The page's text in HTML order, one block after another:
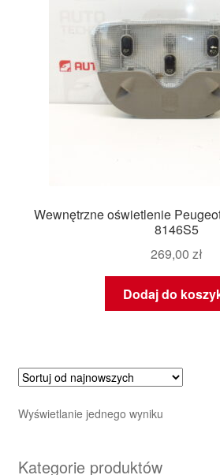
Wewnętrzne oświetlenie
8146S5
269,00 zł
Dodaj do
Wyświetlanie jednego wyniku
Kategorie produktów